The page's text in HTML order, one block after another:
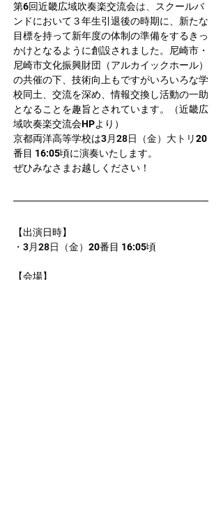
第6回近畿広域吹奏楽交流会は、
スクールバ
ンドにおいて３年生引退後の時期に、新たな
目標を持って新年度の体制の準備をするきっ
かけとなるように創設されました。尼崎市・
尼崎市文化振興財団（アルカイックホール）
の共催の下、技術向上もですがいろいろな学
校同土、交流を深め、情報交換し活動の一助
となることを趣旨とされています。（近畿広
域吹奏楽交流会HPより）
京都両洋高等学校は3月28日（金）大トリ20
番目 16:05頃に演奏いたします。
ぜひみなさまお越しください！
【出演日時】
・3月28日（金） 20番目 16:05頃
【会場】